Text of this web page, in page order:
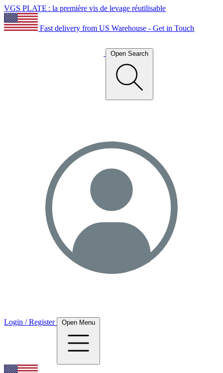
VGS PLATE : la première vis de levage réutilisable
Fast delivery from US Warehouse - Get in Touch
Open Search
Login / Register Open Menu